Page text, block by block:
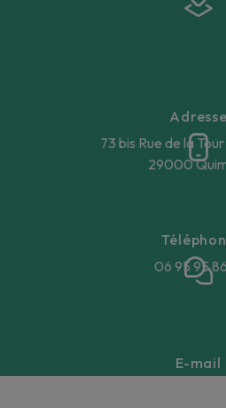
Adresse
73 bis Rue de la
29000
06 95 95
E-mail